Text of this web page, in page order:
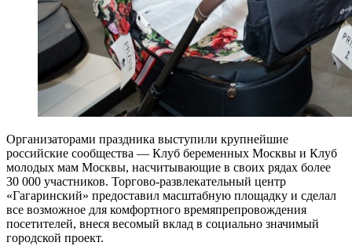
Организаторами праздника выступили крупнейшие
российские сообщества — Клуб беременных Москвы и Клуб
молодых мам Москвы, насчитывающие в своих рядах более
30 000 участников. Торгово-развлекательный центр
«Гагаринский» предоставил масштабную площадку и сделал
все возможное для комфортного времяпрепровождения
посетителей, внеся весомый вклад в социально значимый
городской проект.